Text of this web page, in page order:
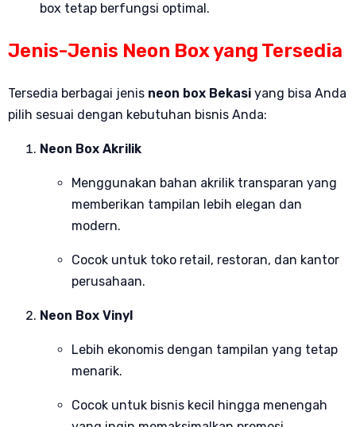
box tetap berfungsi optimal.
Jenis-Jenis Neon Box yang Tersedia
Tersedia berbagai jenis neon box Bekasi yang bisa Anda
pilih sesuai dengan kebutuhan bisnis Anda:
Neon Box Akrilik
Menggunakan bahan akrilik transparan yang
memberikan tampilan lebih elegan dan
modern.
Cocok untuk toko retail, restoran, dan kantor
perusahaan.
Neon Box Vinyl
Lebih ekonomis dengan tampilan yang tetap
menarik.
Cocok untuk bisnis kecil hingga menengah